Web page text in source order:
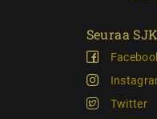
Seuraa
Twitter